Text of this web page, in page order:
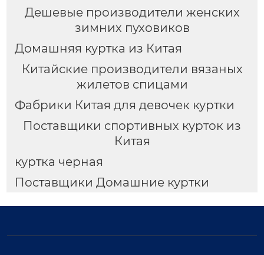
Дешевые производители женских
зимних пуховиков
Домашняя куртка из Китая
Китайские производители вязаных
жилетов спицами
Фабрики Китая для девочек куртки
Поставщики спортивных курток из
Китая
куртка черная
Поставщики Домашние куртки